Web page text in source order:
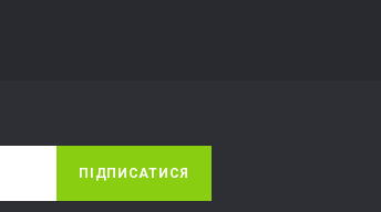
ПІДПИСАТИСЯ